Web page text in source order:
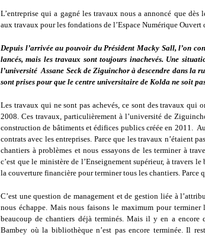
L’entreprise qui a gagné les travaux nous a annoncé que
aux travaux pour les fondations de l’Espace Numérique Ouvert
Depuis l’arrivée au pouvoir du Président Macky Sall, l’on
lancés, mais les travaux sont toujours inachevés. Une
l’université Assane Seck de Ziguinchor à descendre dans la
sont prises pour que le centre universitaire de Kolda ne soit
Les travaux qui ne sont pas achevés, ce sont des travaux qui
2008. Ces travaux, particulièrement à l’université de
construction de bâtiments et édifices publics créée en 2011.
contrats avec les entreprises. Parce que les travaux n’étaient
chantiers à problèmes et nous essayons de les terminer à
c’est que le ministère de l’Enseignement supérieur, à travers
la couverture financière pour terminer tous les chantiers. Parce
C’est une question de management et de gestion liée à
nous échappe. Mais nous faisons le maximum pour
beaucoup de chantiers déjà terminés. Mais il y en a
Bambey où la bibliothèque n’est pas encore terminée. Il